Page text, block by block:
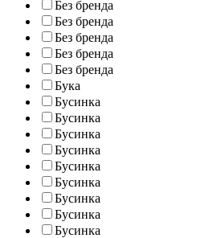
Без бренда
Без бренда
Без бренда
Без бренда
Без бренда
Бука
Бусинка
Бусинка
Бусинка
Бусинка
Бусинка
Бусинка
Бусинка
Бусинка
Бусинка